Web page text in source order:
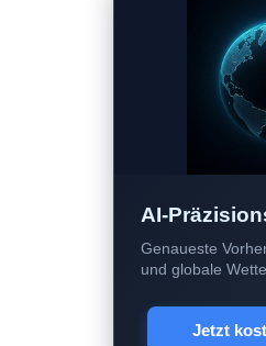
AI-
Genaueste
und globale
Jetzt